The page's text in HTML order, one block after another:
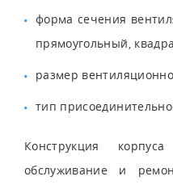
форма сечения
прямоугольный,
размер
тип
Конструкция
обслуживание и